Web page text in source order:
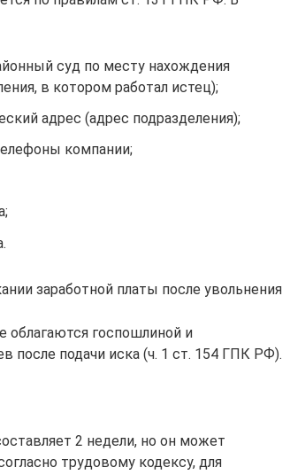
суд по месту нахождения
в котором работал истец);
адрес (адрес подразделения);
компании;
заработной платы после увольнения
облагаются госпошлиной и
после подачи иска (ч. 1 ст. 154 ГПК РФ).
2 недели, но он может
трудовому кодексу, для